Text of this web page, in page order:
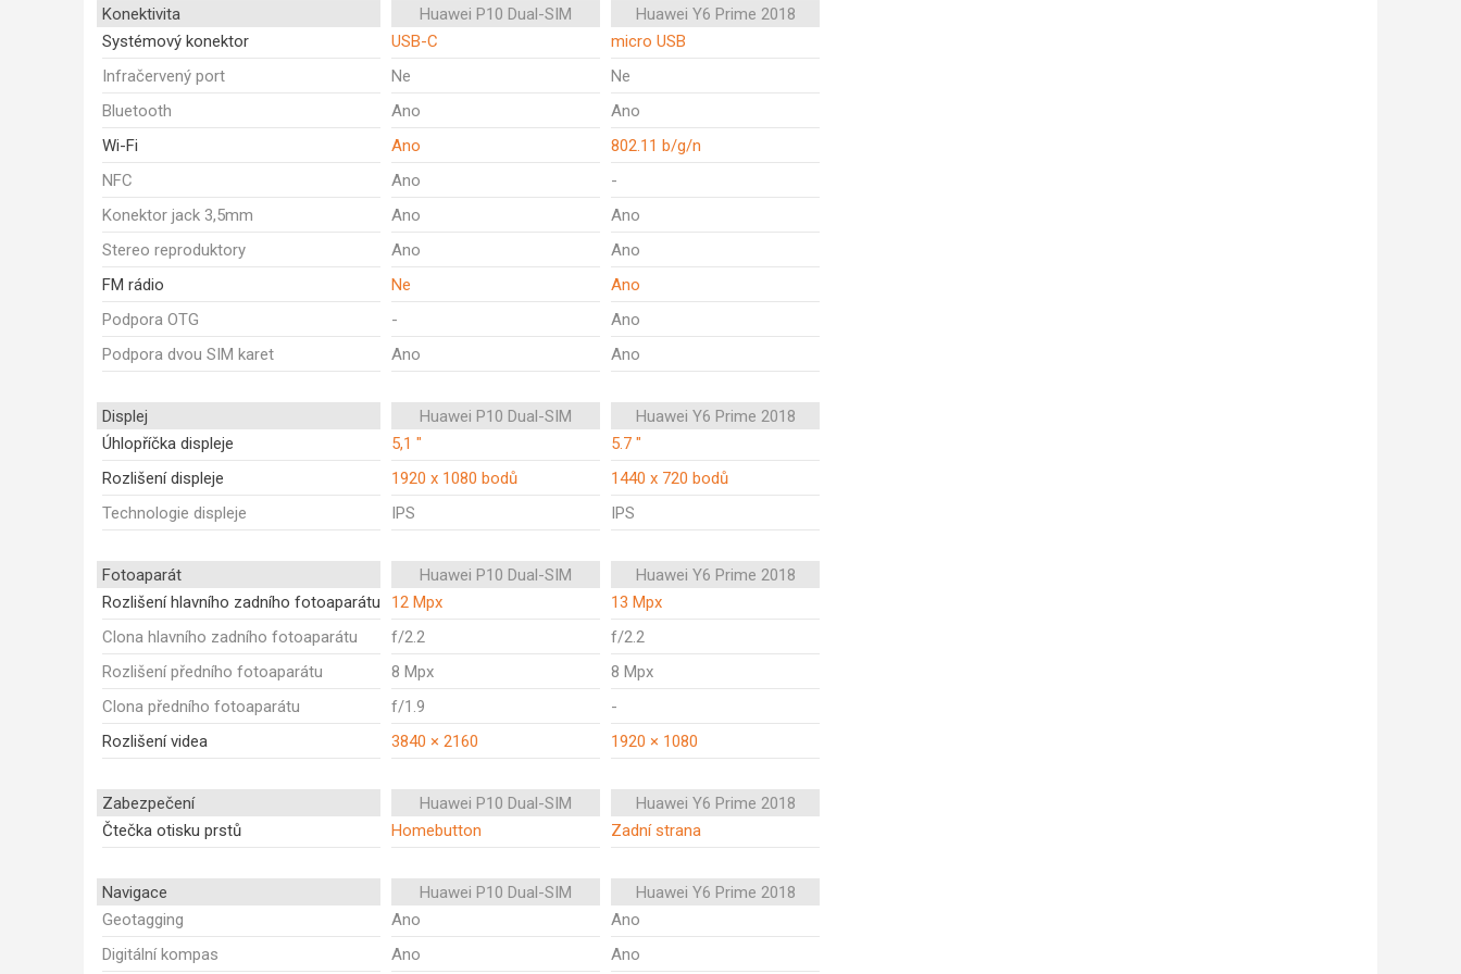
Konektivita Huawei P10 Dual-SIM
Huawei Y6 Prime 2018
Systémový konektor
USB-C
micro USB
Infračervený port
Ne
Ne
Bluetooth
Ano
Ano
Wi-Fi
Ano
802.11 b/g/n
NFC
Ano
-
Konektor jack 3,5mm
Ano
Ano
Stereo reproduktory
Ano
Ano
FM rádio
Ne
Ano
Podpora OTG
-
Ano
Podpora dvou SIM karet
Ano Ano
Displej Huawei P10 Dual-SIM
Huawei Y6 Prime 2018
Úhlopříčka displeje
5,1 "
5.7 "
Rozlišení displeje
1920 x 1080 bodů
1440 x 720 bodů
Technologie displeje
IPS IPS
Fotoaparát Huawei P10 Dual-SIM
Huawei Y6 Prime 2018
Rozlišení hlavního zadního fotoaparátu
12 Mpx
13 Mpx
Clona hlavního zadního fotoaparátu
f/2.2
f/2.2
Rozlišení předního fotoaparátu
8 Mpx
8 Mpx
Clona předního fotoaparátu
f/1.9
-
Rozlišení videa
3840 × 2160 1920 × 1080
Zabezpečení Huawei P10 Dual-SIM
Huawei Y6 Prime 2018
Čtečka otisku prstů
Homebutton Zadní strana
Navigace Huawei P10 Dual-SIM
Huawei Y6 Prime 2018
Geotagging
Ano
Ano
Digitální kompas
Ano Ano